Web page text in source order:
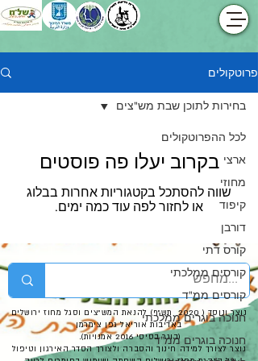
פרוטקולים
לכל ההפרוטקולים
ארצי
מחוזי
קיפוד
דורבן
קורס דתי
קורסים ממלכתי
קורסים ממ"ד
חנוכה בוגרים ממלכתי
חנוכה בוגרים ממ"ד
בחירות לתוכן שבת מש"צים
בקרוב יעלו פה פוסטים
שווה להסתכל בקטגוריות אחרות בבלוג
או לחזור לפה עוד כמה ימים.
נוצר ונוסד ( 2020 תש"ף) להנאת המש"צים וסגל מחוז ירושלים
באדיבות אוריאל גפן צימרמן
(בוגר בסיסי 2016 אמנויות).
נוצר לצורך למידה חינוך והסברה ולצורך הסדר האירגון וטיפול